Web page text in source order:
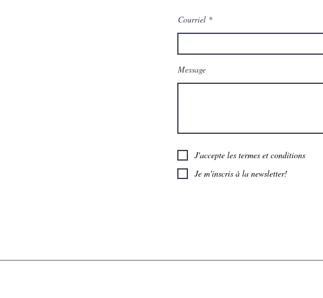
Courriel
Message
J'accepte les termes et conditions
Je m'inscris à la newsletter!